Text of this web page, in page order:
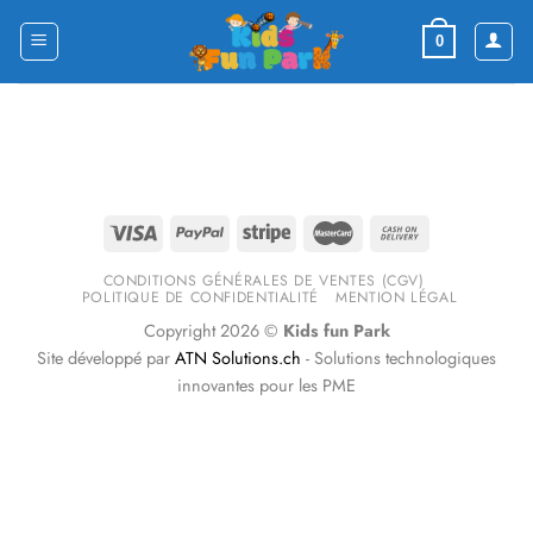
0
CONDITIONS GÉNÉRALES DE VENTES (CGV)
POLITIQUE DE CONFIDENTIALITÉ MENTION LÉGAL
Copyright 2026 © Kids fun Park
Site développé par ATN Solutions.ch - Solutions technologiques
innovantes pour les PME